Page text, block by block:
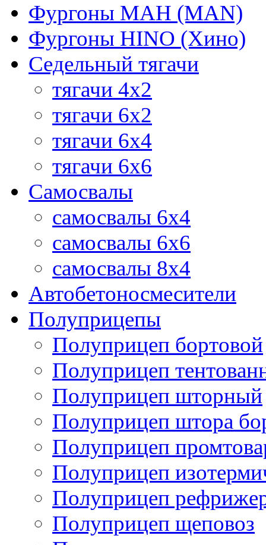
Фургоны МАН (MAN)
Фургоны HINO (Хино)
Седельный тягачи
тягачи 4х2
тягачи 6х2
тягачи 6х4
тягачи 6х6
Самосвалы
самосвалы 6x4
самосвалы 6x6
самосвалы 8x4
Автобетоносмесители
Полуприцепы
Полуприцеп бортовой
Полуприцеп
Полуприцеп шторный
Полуприцеп штора
Полуприцеп
Полуприцеп
Полуприцеп
Полуприцеп щеповоз